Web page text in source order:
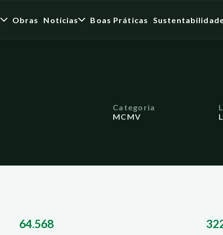
Obras Notícias Boas Práticas
Categoria
MCMV
64.568